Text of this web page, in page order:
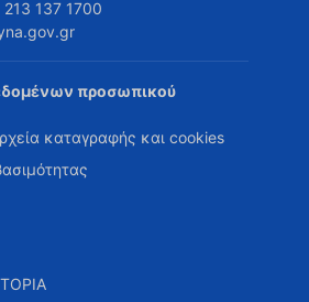
137 1700
προσωπικού
καταγραφής και cookies